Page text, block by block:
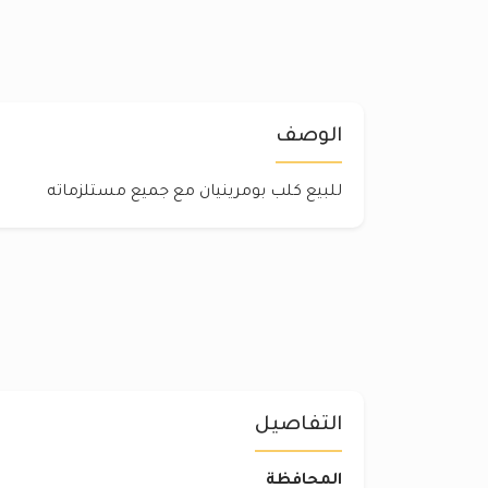
الوصف
للبيع كلب بومرينيان مع جميع مستلزماته
التفاصيل
المحافظة